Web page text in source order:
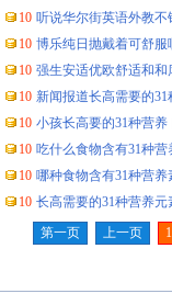
10 听说华尔街英语外教
10 博乐纯日抛戴着可舒服
10 强生安适优欧舒适和和
10 新闻报道长高需要的
10 小孩长高要的31种营养
10 吃什么食物含有31种营
10 哪种食物含有31种营养
10 长高需要的31种营养元
第一页
上一页 1